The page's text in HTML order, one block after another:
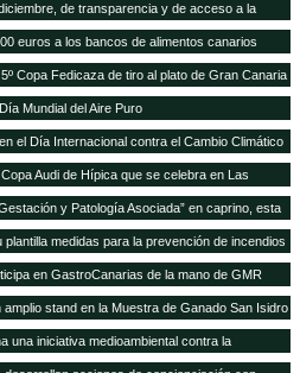
de transparencia y de acceso a la
euros a los bancos de alimentos canarios
Copa Fedicaza de tiro al plato de Gran Canaria
Mundial del Aire Puro
el Día Internacional contra el Cambio Climático
Audi de Hípica que se celebra en Las
y Patología Asociada” en caprino, esta
de Grupo Capisa
medidas para la prevención de incendios
en GastroCanarias de la mano de GMR
stand en la Muestra de Ganado San Isidro
una iniciativa medioambiental contra la